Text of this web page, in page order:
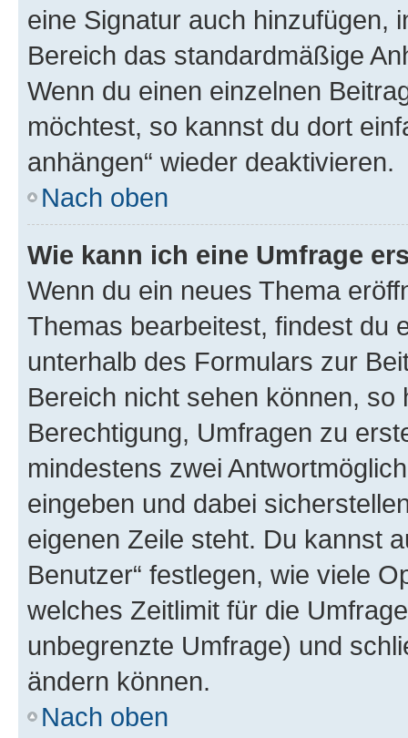
eine Signatur auch hinzufügen,
Bereich das standardmäßige
Wenn du einen einzelnen
möchtest, so kannst du dort
anhängen“ wieder deaktivieren.
Nach oben
Wie kann ich eine Umfrage
Wenn du ein neues Thema
Themas bearbeitest, findest du
unterhalb des Formulars zur
Bereich nicht sehen können,
Berechtigung, Umfragen zu
mindestens zwei
eingeben und dabei
eigenen Zeile steht. Du kannst
Benutzer“ festlegen, wie viele
welches Zeitlimit für die
unbegrenzte Umfrage) und
ändern können.
Nach oben